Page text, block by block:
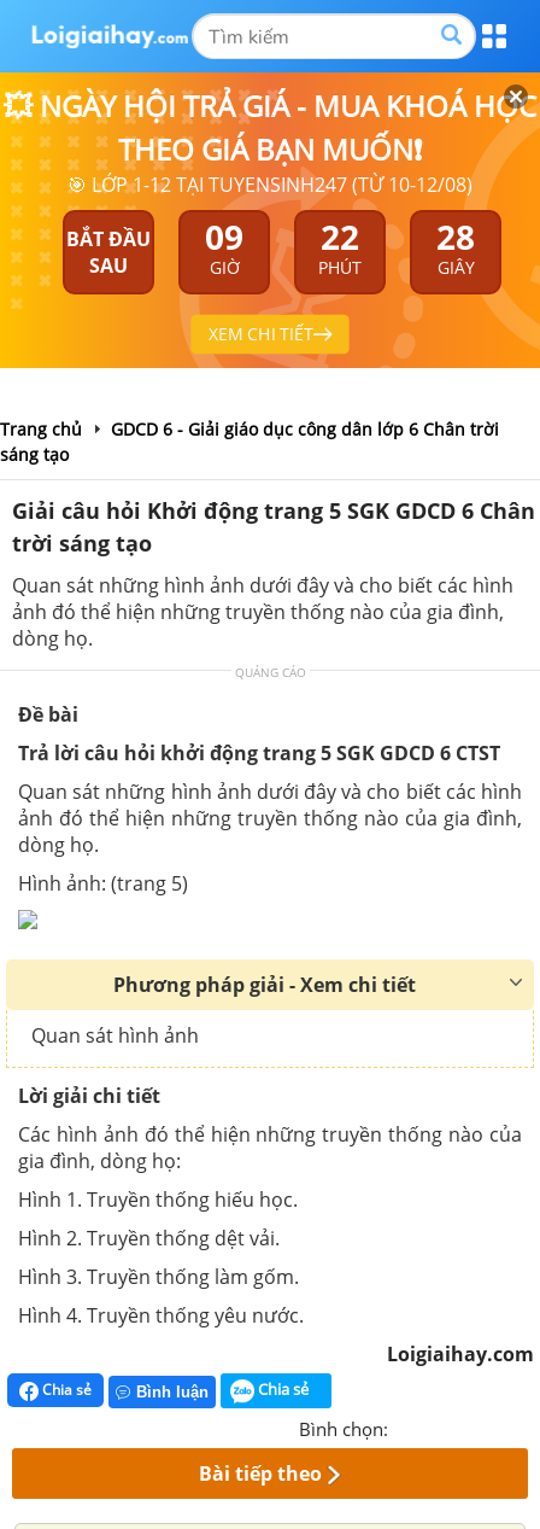
💥 NGÀY HỘI TRẢ GIÁ - MUA KHOÁ HỌC
THEO GIÁ BẠN MUỐN❗
🎯 LỚP 1-12 TẠI TUYENSINH247 (TỪ 10-12/08)
BẮT ĐẦU
SAU
09
GIỜ
22
PHÚT
27
GIÂY
XEM CHI TIẾT
Trang chủ
GDCD 6 - Giải giáo dục công dân lớp 6 Chân trời
sáng tạo
Giải câu hỏi Khởi động trang 5 SGK GDCD 6 Chân
trời sáng tạo
Quan sát những hình ảnh dưới đây và cho biết các hình
ảnh đó thể hiện những truyền thống nào của gia đình,
dòng họ.
QUẢNG CÁO
Đề bài
Trả lời câu hỏi khởi động trang 5 SGK GDCD 6 CTST
Quan sát những hình ảnh dưới đây và cho biết các hình
ảnh đó thể hiện những truyền thống nào của gia đình,
dòng họ.
Hình ảnh: (trang 5)
Phương pháp giải - Xem chi tiết
Quan sát hình ảnh
Lời giải chi tiết
Các hình ảnh đó thể hiện những truyền thống nào của
gia đình, dòng họ:
Hình 1. Truyền thống hiếu học.
Hình 2. Truyền thống dệt vải.
Hình 3. Truyền thống làm gốm.
Hình 4. Truyền thống yêu nước.
Loigiaihay.com
Chia sẻ Bình luận Chia sẻ
Bình chọn:
Bài tiếp theo